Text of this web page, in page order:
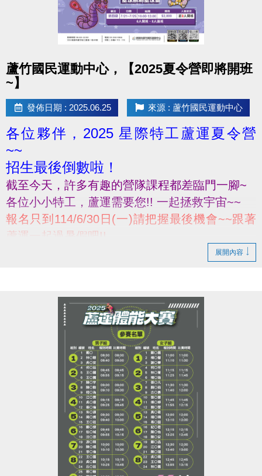
蘆竹國民運動中心，【2025夏令營即將開班
~】
發佈日期 : 2025.06.25 來源 : 蘆竹國民運動中心
各位夥伴，2025 星際特工蘆運夏令營
~~
招生最後倒數啦！
截至今天，許多有趣的營隊課程都差臨門一腳~
各位小小特工‍，蘆運需要您!! 一起拯救宇宙~~
報名只到114/6/30日(一)請把握最後機會~~跟著
蘆運一起過暑假吧!!
展開內容